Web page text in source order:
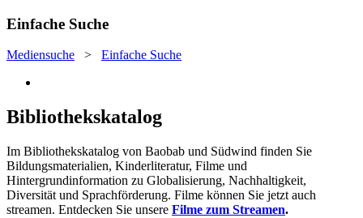
Einfache Suche
Mediensuche > Einfache Suche
Bibliothekskatalog
Im Bibliothekskatalog von Baobab und Südwind finden Sie
Bildungsmaterialien, Kinderliteratur, Filme und
Hintergrundinformation zu Globalisierung, Nachhaltigkeit,
Diversität und Sprachförderung. Filme können Sie jetzt auch
streamen. Entdecken Sie unsere Filme zum Streamen.